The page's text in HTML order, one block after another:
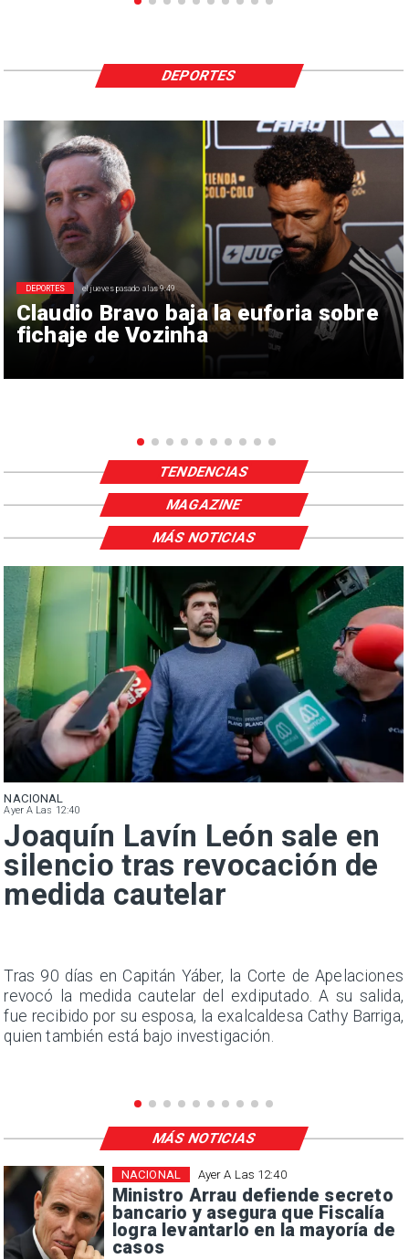
Claudio Bravo baja la euforia sobre
fichaje de Vozinha
DEPORTES el jueves pasado a las 9:49
DEPORTES
TENDENCIAS
MAGAZINE
NACIONAL
Ayer A Las 12:40
Joaquín Lavín León sale en
silencio tras revocación de
medida cautelar
Tras 90 días en Capitán Yáber, la Corte de Apelaciones
revocó la medida cautelar del exdiputado. A su salida,
fue recibido por su esposa, la exalcaldesa Cathy Barriga,
quien también está bajo investigación.
MÁS NOTICIAS
Ayer A Las 12:40
Ministro Arrau defiende secreto
bancario y asegura que Fiscalía
logra levantarlo en la mayoría de
casos
NACIONAL
MÁS NOTICIAS